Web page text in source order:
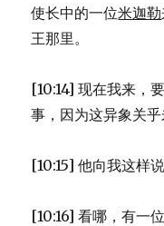
使长中的一位米迦勒
王那里。
[10:14] 现在我来，
事，因为这异象关
[10:15] 他向我这样
[10:16] 看哪，有一